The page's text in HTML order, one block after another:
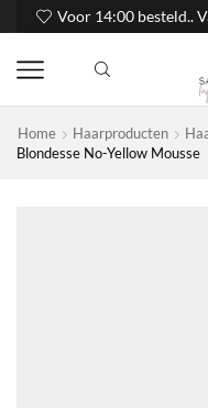
Voor 14:00 besteld..
Home Haarproducten
Blondesse No-Yellow Mousse